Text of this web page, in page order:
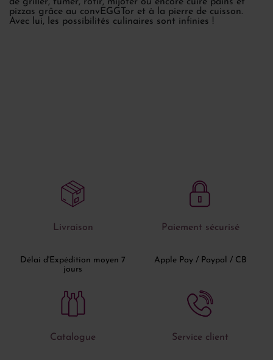
de griller, fumer, rôtir, mijoter ou encore cuire pains et
pizzas grâce au convEGGTor et à la pierre de cuisson.
Avec lui, les possibilités culinaires sont infinies !
Livraison
Délai d'Expédition moyen 7
jours
Paiement sécurisé
Apple Pay / Paypal / CB
Catalogue Service client